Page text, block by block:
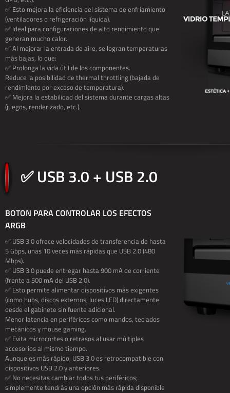
✅ Esto mejora la eficiencia del sistema de enfriamiento
(ventiladores o refrigeración líquida).
✅ Ideal para configuraciones de alto rendimiento que
generan mucho calor.
✅ Al mejorar la entrada de aire, se logran temperaturas
más bajas, lo que:
✅ Prolonga la vida útil de los componentes.
Reduce la posibilidad de thermal throttling (bajada de
rendimiento por exceso de temperatura).
✅ Mejora la estabilidad del sistema durante cargas altas
(juegos, renderizado, etc.).
✅ USB 3.0 + USB 2.0
BOTON PARA CONTROLAR LOS EFECTOS
ARGB
✅ USB 3.0 ofrece velocidades de transferencia de hasta
5 Gbps, unas 10 veces más rápidas que USB 2.0 (480
Mbps).
✅ USB 3.0 puede entregar hasta 900 mA de corriente
(frente a 500 mA del USB 2.0).
✅ Esto permite alimentar dispositivos más exigentes
(como hubs, discos externos, luces LED) directamente
desde el gabinete sin fuente adicional.
Menor latencia en periféricos como mandos, teclados
mecánicos y mouse gaming.
✅ Evita microcortes o retrasos al usar múltiples
accesorios al mismo tiempo.
Aunque es más rápido, USB 3.0 es retrocompatible con
dispositivos USB 2.0 y anteriores.
✅ No necesitas cambiar todos tus periféricos;
simplemente tendrás una opción más rápida disponible